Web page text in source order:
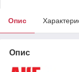
Опис
Опис